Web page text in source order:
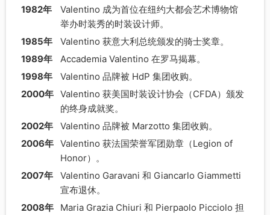
1982年
Valentino 成为首位在纽约大都会艺术博物馆
举办时装秀的时装设计师。
1985年
Valentino 获意大利总统颁发的骑士奖章。
1989年
Accademia Valentino 在罗马揭幕。
1998年
Valentino 品牌被 HdP 集团收购。
2000年 Valentino 获美国时装设计协会（CFDA）颁发
的终身成就奖。
2002年
Valentino 品牌被 Marzotto 集团收购。
2006年 Valentino 获法国荣誉军团勋章（Legion of
Honor）。
2007年
Valentino Garavani 和 Giancarlo Giammetti
宣布退休。
2008年
Maria Grazia Chiuri 和 Pierpaolo Picciolo 担